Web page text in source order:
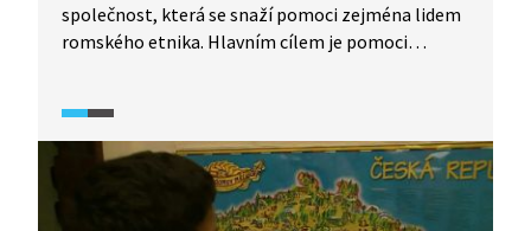
společnost, která se snaží pomoci zejména lidem
romského etnika. Hlavním cílem je pomoci
terénní programy, sociální poradenství, sociální
projekty zaměřené na podporu bydlení,
zaměstnanosti, řešení dluhů a péči o děti a jejich